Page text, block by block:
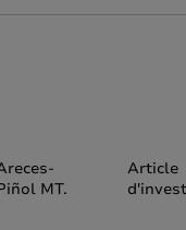
MT.
Article